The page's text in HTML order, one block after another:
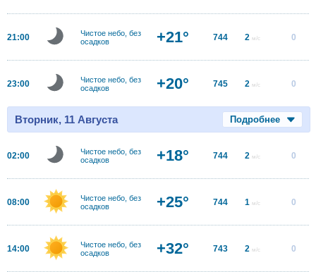
21:00
Чистое небо, без
осадков
+21° 744 2 м/с 0
23:00
Чистое небо, без
осадков
+20° 745 2 м/с 0
Вторник, 11 Августа Подробнее
02:00
Чистое небо, без
осадков
+18° 744 2 м/с 0
08:00
Чистое небо, без
осадков
+25° 744 1 м/с 0
14:00
Чистое небо, без
осадков
+32° 743 2 м/с 0